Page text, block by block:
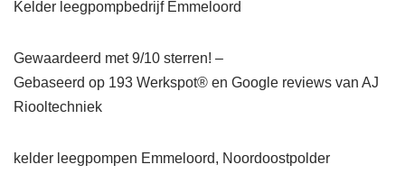
Kelder leegpompbedrijf Emmeloord
Gewaardeerd met 9/10 sterren! –
Gebaseerd op 193 Werkspot® en Google reviews van AJ
Riooltechniek
kelder leegpompen Emmeloord, Noordoostpolder